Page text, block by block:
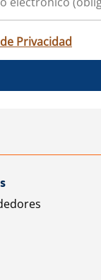
Privacidad